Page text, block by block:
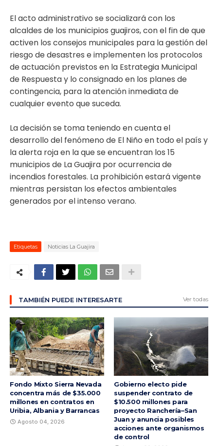
El acto administrativo se socializará con los
alcaldes de los municipios guajiros, con el fin de que
activen los consejos municipales para la gestión del
riesgo de desastres e implementen los protocolos
de actuación previstos en la Estrategia Municipal
de Respuesta y lo consignado en los planes de
contingencia, para la atención inmediata de
cualquier evento que suceda.
La decisión se toma teniendo en cuenta el
desarrollo del fenómeno de El Niño en todo el país y
la alerta roja en la que se encuentran los 15
municipios de La Guajira por ocurrencia de
incendios forestales. La prohibición estará vigente
mientras persistan los efectos ambientales
generados por el intenso verano.
Etiquetas Noticias La Guajira
TAMBIÉN PUEDE INTERESARTE Ver todas
Fondo Mixto Sierra Nevada
concentra más de $35.000
millones en contratos en
Uribia, Albania y Barrancas
Agosto 04, 2026
Gobierno electo pide
suspender contrato de
$10.500 millones para
proyecto Ranchería–San
Juan y anuncia posibles
acciones ante organismos
de control